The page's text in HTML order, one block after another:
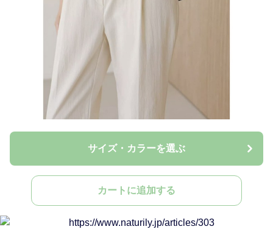
サイズ・カラーを選ぶ
カートに追加する